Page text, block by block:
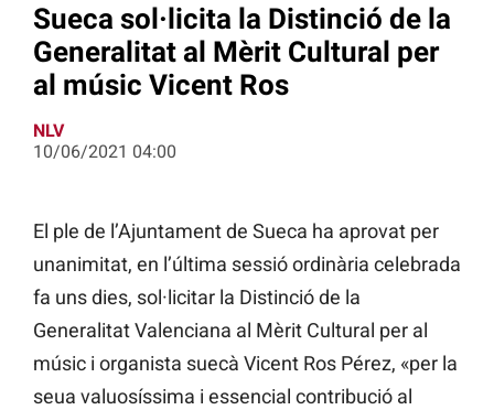
Sueca sol·licita la Distinció de la
Generalitat al Mèrit Cultural per
al músic Vicent Ros
NLV
10/06/2021 04:00
El ple de l’Ajuntament de Sueca ha aprovat per
unanimitat, en l’última sessió ordinària celebrada
fa uns dies, sol·licitar la Distinció de la
Generalitat Valenciana al Mèrit Cultural per al
músic i organista suecà Vicent Ros Pérez, «per la
seua valuosíssima i essencial contribució al